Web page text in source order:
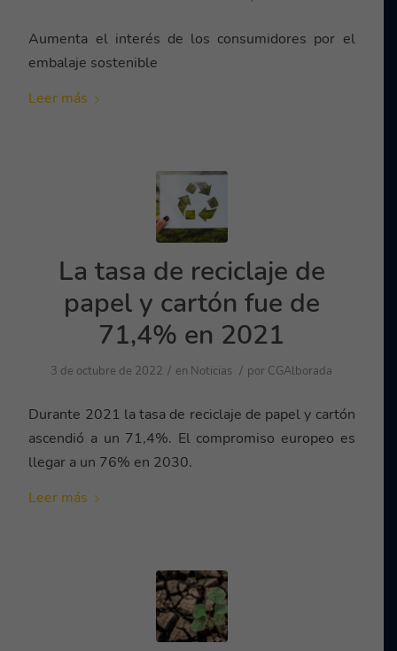
Aumenta el interés de los consumidores por el
embalaje sostenible
Leer más
La tasa de reciclaje de
papel y cartón fue de
71,4% en 2021
3 de octubre de 2022 / en Noticias / por CGAlborada
Durante 2021 la tasa de reciclaje de papel y cartón
ascendió a un 71,4%. El compromiso europeo es
llegar a un 76% en 2030.
Leer más